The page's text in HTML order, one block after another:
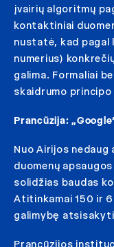
įvairių algoritmų
kontaktiniai
nustatė, kad pagal
numerius)
galima. Formaliai
skaidrumo principo
Prancūzija:
Nuo Airijos nedaug
duomenų
solidžias baudas
Atitinkamai 150 ir
galimybę
Prancūzijos